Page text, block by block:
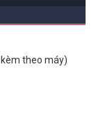
theo máy)